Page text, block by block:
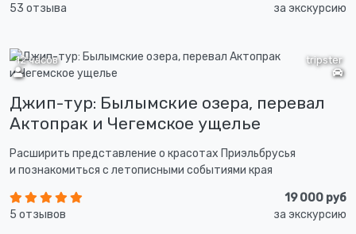
53 отзыва
за экскурсию
tripster
12 часов
Джип-тур: Былымские озера, перевал
Актопрак и Чегемское ущелье
Расширить представление о красотах Приэльбрусья
и познакомиться с летописными событиями края
5 отзывов
19 000 руб
за экскурсию